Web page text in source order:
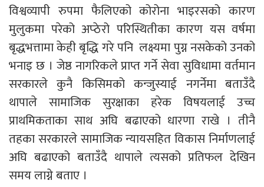
विश्वव्यापी रुपमा फैलिएको कोरोना भाइरसको कारण
मुलुकमा परेको अप्ठेरो परिस्थितीका कारण यस वर्षमा
बृद्धभत्तामा केही बृद्धि गरे पनि लक्ष्यमा पुग्न नसकेको उनको
भनाइ छ । जेष्ठ नागरिकले प्राप्त गर्ने सेवा सुविधामा वर्तमान
सरकारले कुनै किसिमको कन्जुस्याई नगर्नेमा बताउँदै
थापाले सामाजिक सुरक्षाका हरेक विषयलाई उच्च
प्राथमिकताका साथ अघि बढाएको धारणा राखे । तीनै
तहका सरकारले सामाजिक न्यायसहित विकास निर्माणलाई
अघि बढाएको बताउँदै थापाले त्यसको प्रतिफल देखिन
समय लाग्ने बताए ।